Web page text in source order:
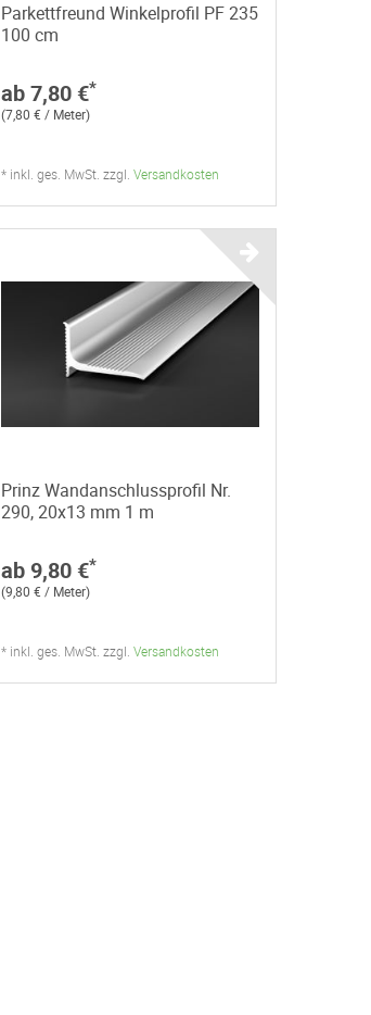
Parkettfreund Winkelprofil PF 235
100 cm
ab 7,80 €*
(7,80 € / Meter)
* inkl. ges. MwSt. zzgl. Versandkosten
Prinz Wandanschlussprofil Nr.
290, 20x13 mm 1 m
ab 9,80 €*
(9,80 € / Meter)
* inkl. ges. MwSt. zzgl. Versandkosten